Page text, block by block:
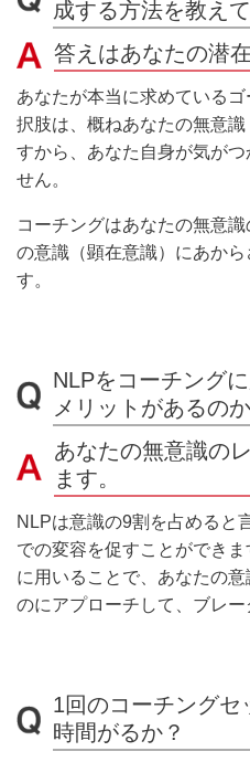
成する方法を教え
答えはあなたの潜
あなたが本当に求めている
択肢は、概ねあなたの無意
すから、 あなた自身が気が
せん。
コーチングはあなたの無意
の意識（顕在意識）にあか
す。
NLPをコーチング
メリットがあるの
あなたの無意識の
ます。
NLPは意識の9割を占めると
での変容を促すことができ
に用いることで、あなたの
のにアプローチして、ブレー
1回のコーチングセ
時間がるか？